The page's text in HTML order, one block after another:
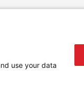
use your data